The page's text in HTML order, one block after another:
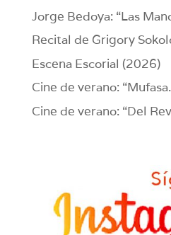
Jorge Bedoya: “Las
Recital de Grigory
Escena Escorial (2026)
Cine de verano:
Cine de verano: “Del